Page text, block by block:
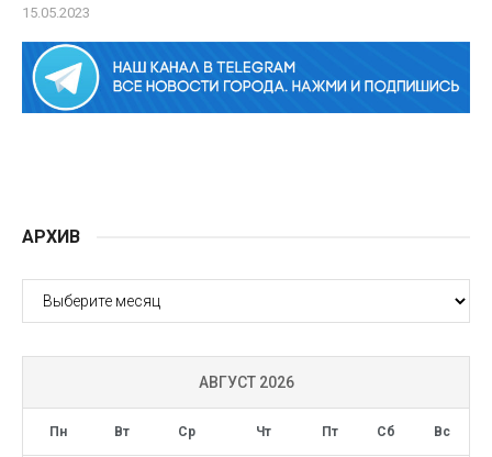
15.05.2023
АРХИВ
АРХИВ
АВГУСТ 2026
Пн Вт Ср Чт Пт Сб Вс